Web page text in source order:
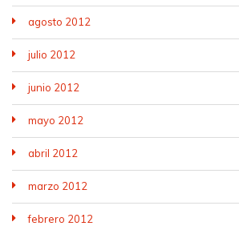
agosto 2012
julio 2012
junio 2012
mayo 2012
abril 2012
marzo 2012
febrero 2012